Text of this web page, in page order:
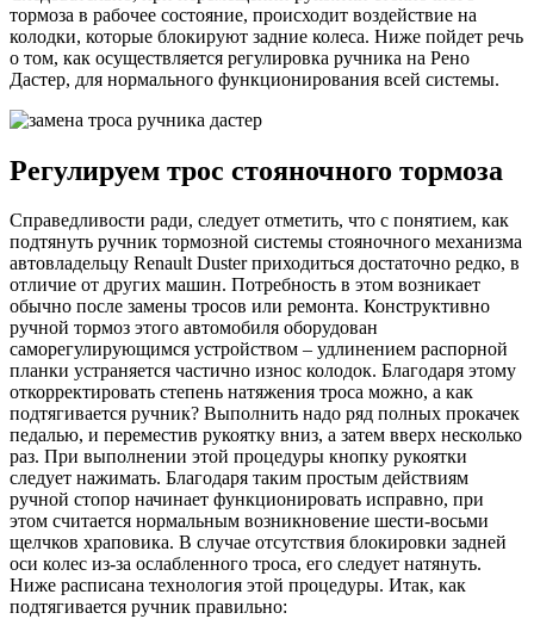
тормоза в рабочее состояние, происходит воздействие на
колодки, которые блокируют задние колеса. Ниже пойдет речь
о том, как осуществляется регулировка ручника на Рено
Дастер, для нормального функционирования всей системы.
Регулируем трос стояночного тормоза
Справедливости ради, следует отметить, что с понятием, как
подтянуть ручник тормозной системы стояночного механизма
автовладельцу Renault Duster приходиться достаточно редко, в
отличие от других машин. Потребность в этом возникает
обычно после замены тросов или ремонта. Конструктивно
ручной тормоз этого автомобиля оборудован
саморегулирующимся устройством – удлинением распорной
планки устраняется частично износ колодок. Благодаря этому
откорректировать степень натяжения троса можно, а как
подтягивается ручник? Выполнить надо ряд полных прокачек
педалью, и переместив рукоятку вниз, а затем вверх несколько
раз. При выполнении этой процедуры кнопку рукоятки
следует нажимать. Благодаря таким простым действиям
ручной стопор начинает функционировать исправно, при
этом считается нормальным возникновение шести-восьми
щелчков храповика. В случае отсутствия блокировки задней
оси колес из-за ослабленного троса, его следует натянуть.
Ниже расписана технология этой процедуры. Итак, как
подтягивается ручник правильно: